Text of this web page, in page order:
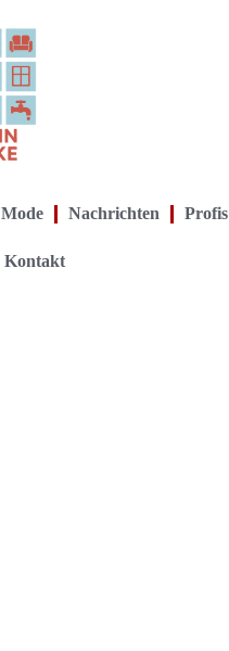
Mode Nachrichten Profis
Kontakt